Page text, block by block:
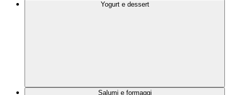
Yogurt e dessert
Salumi e formaggi